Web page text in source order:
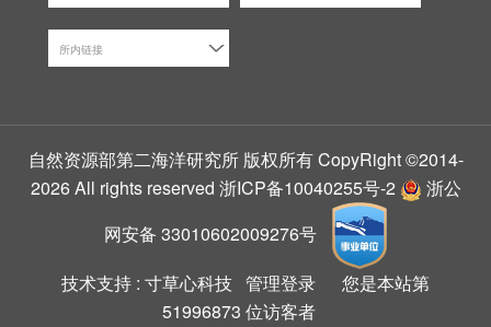
所内链接
自然资源部第二海洋研究所 版权所有 CopyRight ©2014-
2026 All rights reserved 浙ICP备10040255号-2
浙公
网安备 33010602009276号
技术支持 : 寸草心科技 管理登录
您是本站第
51996873 位访客者